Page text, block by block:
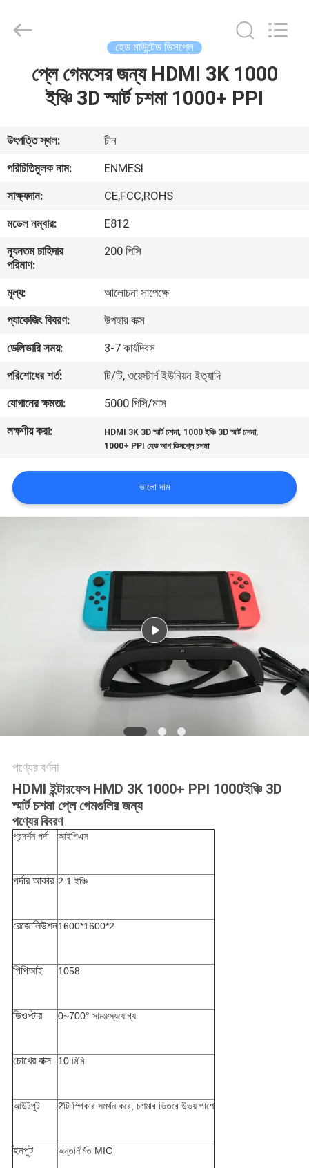
আমাদের
সম্পর্কে
কারখানা
ভ্রমণ
মান
নিয়ন্ত্রণ
খবর
মামলা
জন্য
আবেদন
Technology
হেড মাউন্টেড ডিসপ্লে
প্লে গেমসের জন্য HDMI 3K 1000
ইঞ্চি 3D স্মার্ট চশমা 1000+ PPI
উৎপত্তি স্থল:
চীন
পরিচিতিমুলক নাম:
ENMESI
সাক্ষ্যদান:
CE,FCC,ROHS
মডেল নম্বার:
E812
ন্যূনতম চাহিদার
পরিমাণ:
200 পিসি
মূল্য:
আলোচনা সাপেক্ষে
প্যাকেজিং বিবরণ:
উপহার বাক্স
ডেলিভারি সময়:
3-7 কার্যদিবস
পরিশোধের শর্ত:
টি/টি, ওয়েস্টার্ন ইউনিয়ন ইত্যাদি
যোগানের ক্ষমতা:
5000 পিসি/মাস
লক্ষণীয় করা:
HDMI 3K 3D স্মার্ট চশমা, 1000 ইঞ্চি 3D স্মার্ট চশমা,
1000+ PPI হেড আপ ডিসপ্লে চশমা
ভালো দাম
পণ্যের বর্ণনা
HDMI ইন্টারফেস HMD 3K 1000+ PPI 1000ইঞ্চি 3D
স্মার্ট চশমা প্লে গেমগুলির জন্য
পণ্যের বিবরণ
প্রদর্শন পর্দা আইপিএস
পর্দার আকার 2.1 ইঞ্চি
রেজোলিউশন1600*1600*2
পিপিআই 1058
ডিওপ্টার 0~700° সামঞ্জস্যযোগ্য
চোখের বাক্স 10 মিমি
আউটপুট 2টি স্পিকার সমর্থন করে, চশমার ভিতরে উভয় পাশে
ইনপুট অন্তর্নির্মিত MIC